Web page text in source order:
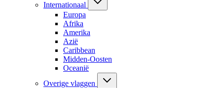
Internationaal
Europa
Afrika
Amerika
Azië
Caribbean
Midden-Oosten
Oceanië
Overige vlaggen